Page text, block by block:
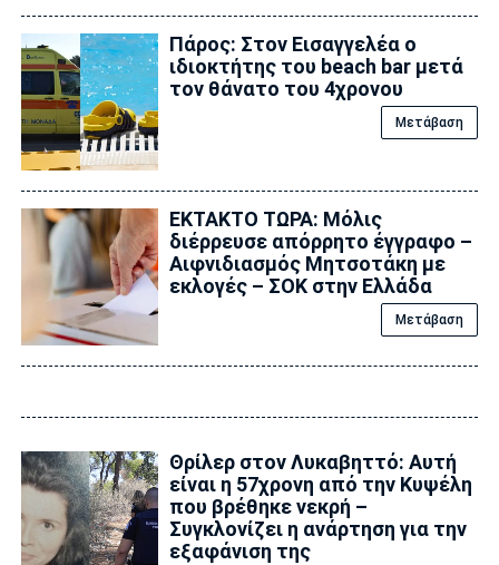
Πάρος: Στον Εισαγγελέα ο
ιδιοκτήτης του beach bar μετά
τον θάνατο του 4χρονου
Μετάβαση
ΕΚΤΑΚΤΟ ΤΩΡΑ: Μόλις
διέρρευσε απόρρητο έγγραφο –
Αιφνιδιασμός Μητσοτάκη με
εκλογές – ΣΟΚ στην Ελλάδα
Μετάβαση
Θρίλερ στον Λυκαβηττό: Αυτή
είναι η 57χρονη από την Κυψέλη
που βρέθηκε νεκρή –
Συγκλονίζει η ανάρτηση για την
εξαφάνιση της